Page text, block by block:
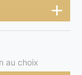
au choix